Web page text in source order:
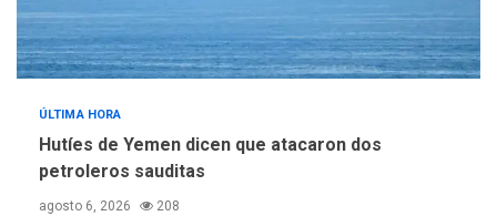
ÚLTIMA HORA
Hutíes de Yemen dicen que atacaron dos
petroleros sauditas
agosto 6, 2026 208